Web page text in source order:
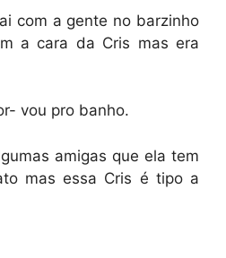
com a gente no barzinho
a cara da Cris mas era
vou pro banho.
amigas que ela tem
mas essa Cris é tipo a